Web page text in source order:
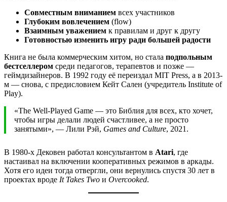
Совместным вниманием всех участников
Глубоким вовлечением (flow)
Взаимным уважением к правилам и друг к другу
Готовностью изменить игру ради большей радости
Книга не была коммерческим хитом, но стала подпольным
бестселлером среди педагогов, терапевтов и позже —
геймдизайнеров. В 1992 году её переиздал MIT Press, а в 2013-
м — снова, с предисловием Кейт Сален (учредитель Institute of
Play).
«The Well-Played Game — это Библия для всех, кто хочет,
чтобы игры делали людей счастливее, а не просто
занятыми», — Лили Рэй, Games and Culture, 2021.
В 1980-х Дековен работал консультантом в Atari, где
настаивал на включении кооперативных режимов в аркады.
Хотя его идеи тогда отвергли, они вернулись спустя 30 лет в
проектах вроде It Takes Two и Overcooked.